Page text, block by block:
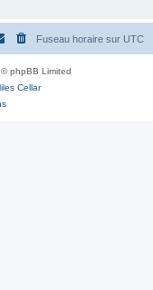
Fuseau horaire sur UTC
phpBB Limited
Cellar